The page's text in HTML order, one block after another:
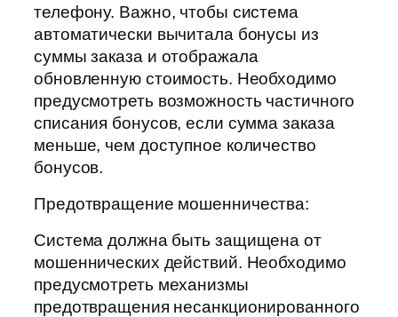
телефону. Важно, чтобы система
автоматически вычитала бонусы из
суммы заказа и отображала
обновленную стоимость. Необходимо
предусмотреть возможность частичного
списания бонусов, если сумма заказа
меньше, чем доступное количество
бонусов.
Предотвращение мошенничества:
Система должна быть защищена от
мошеннических действий. Необходимо
предусмотреть механизмы
предотвращения несанкционированного